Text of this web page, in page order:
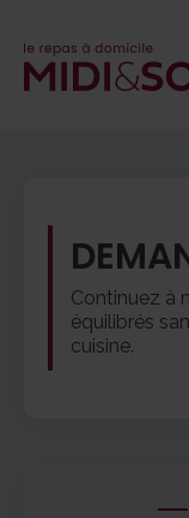
Continuez à
équilibrés
cuisine.